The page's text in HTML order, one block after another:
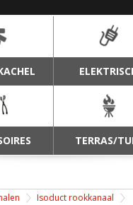
TERRAS/
Isoduct rookkanaal